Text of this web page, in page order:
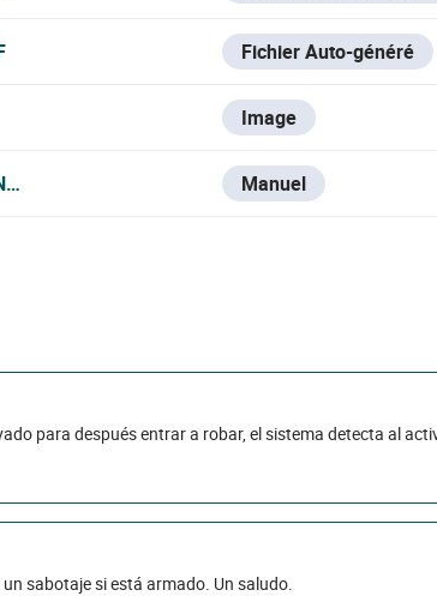
Fichier Auto-généré
Image
Manuel
para después entrar a robar, el sistema detecta al
sabotaje si está armado. Un saludo.